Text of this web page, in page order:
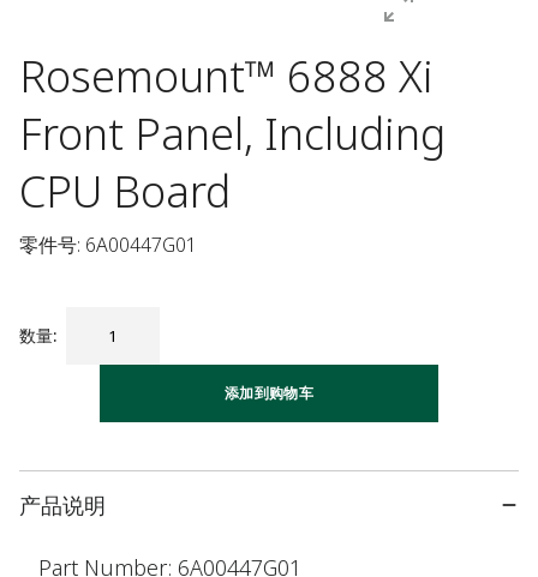
Rosemount™ 6888 Xi
Front Panel, Including
CPU Board
零件号: 6A00447G01
数量:
添加到购物车
产品说明
Part Number: 6A00447G01